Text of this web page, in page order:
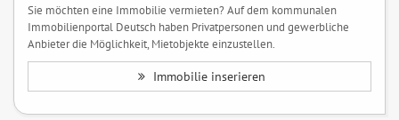
Sie möchten eine Immobilie vermieten? Auf dem kommunalen
Immobilienportal Deutsch haben Privatpersonen und gewerbliche
Anbieter die Möglichkeit, Mietobjekte einzustellen.
Immobilie inserieren